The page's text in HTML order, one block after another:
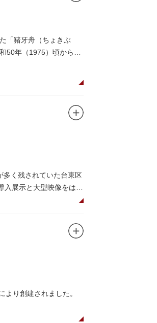
「猪牙舟（ちょきぶ
50年（1975）頃から山
多く残されていた台東区
展示と大型映像をはじ
体験し、調べることがで
り創建されました。